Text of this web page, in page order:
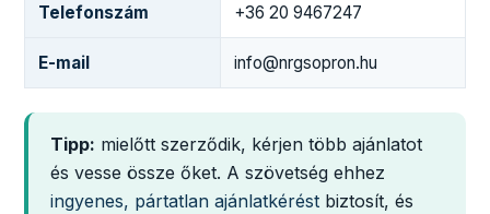
Telefonszám +36 20 9467247
E-mail info@nrgsopron.hu
Tipp: mielőtt szerződik, kérjen több ajánlatot
és vesse össze őket. A szövetség ehhez
ingyenes, pártatlan ajánlatkérést biztosít, és